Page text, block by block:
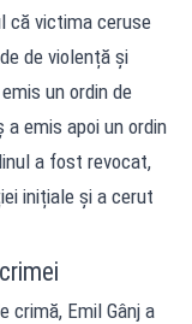
că victima ceruse
de violență și
un ordin de
emis apoi un ordin
a fost revocat,
inițiale și a cerut
crimă, Emil Gânj a